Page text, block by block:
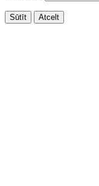
Sūtīt Atcelt